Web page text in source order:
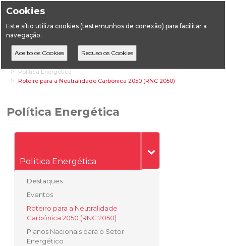
Cookies
Este sítio utiliza cookies (testemunhos de conexão) para facilitar a
navegação.
HomeÁreas Transversais
Relações Institucionais e de Mercado
Política Energética
Roteiro para a Neutralidade Carbónica 2050 (RNC 2050)
Política Energética
Política Energética
Destaques
Eventos
Roteiro para a Neutralidade
Carbónica 2050 (RNC 2050)
Planos Nacionais para o Setor
Energético